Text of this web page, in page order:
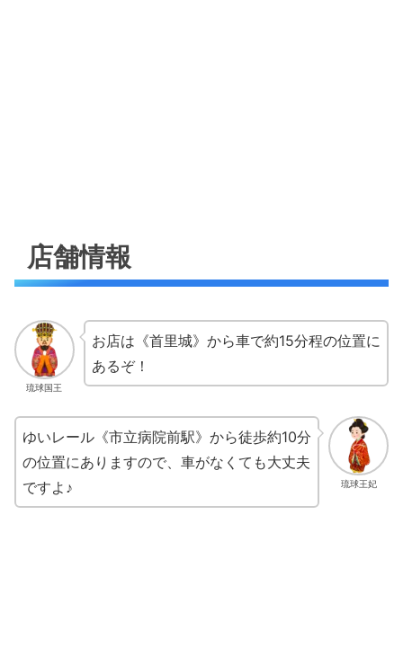
店舗情報
琉球国王
お店は《首里城》から車で約15分程の位置に
あるぞ！
琉球王妃
ゆいレール《市立病院前駅》から徒歩約10分
の位置にありますので、車がなくても大丈夫
ですよ♪